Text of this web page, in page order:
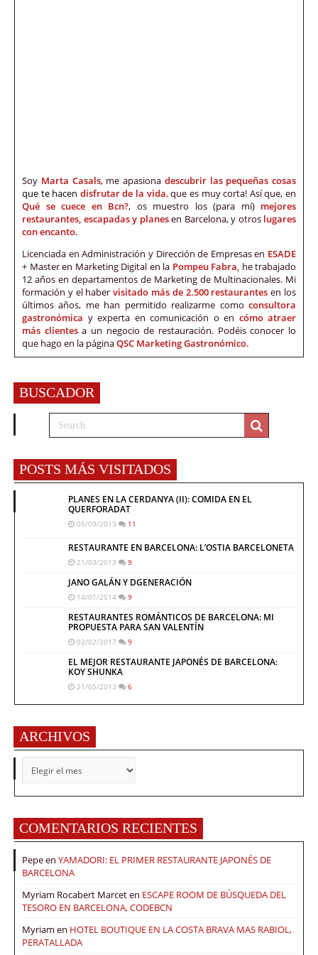
Soy Marta Casals, me apasiona descubrir las pequeñas cosas
que te hacen disfrutar de la vida,que es muy corta! Así que, en
Qué se cuece en Bcn?, os muestro los (para mí) mejores
restaurantes, escapadas y planesen Barcelona, y otros lugares
con encanto.
Licenciada en Administración y Dirección de Empresas en ESADE
+ Master en Marketing Digital en la Pompeu Fabra, he trabajado
12 años en departamentos de Marketing de Multinacionales. Mi
formación y el habervisitado más de 2.500 restaurantes en los
últimos años, me han permitido realizarme como consultora
gastronómica y experta en comunicación o en cómo atraer
más clientes a un negocio de restauración. Podéis conocer lo
que hago en la páginaQSC Marketing Gastronómico.
BUSCADOR
POSTS MÁS VISITADOS
PLANES EN LA CERDANYA (II): COMIDA EN EL
QUERFORADAT
05/09/2013 11
RESTAURANTE EN BARCELONA: L’OSTIA BARCELONETA
21/03/2013 9
JANO GALÁN Y DGENERACIÓN
14/01/2014 9
RESTAURANTES ROMÁNTICOS DE BARCELONA: MI
PROPUESTA PARA SAN VALENTÍN
02/02/2017 9
EL MEJOR RESTAURANTE JAPONÉS DE BARCELONA:
KOY SHUNKA
21/05/2013 6
ARCHIVOS
COMENTARIOS RECIENTES
Pepeen YAMADORI: EL PRIMER RESTAURANTE JAPONÉS DE
BARCELONA
Myriam Rocabert Marceten ESCAPE ROOM DE BÚSQUEDA DEL
TESORO EN BARCELONA, CODEBCN
Myriam en HOTEL BOUTIQUE EN LA COSTA BRAVA MAS RABIOL,
PERATALLADA